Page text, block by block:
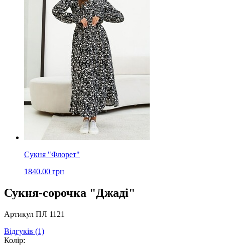
Сукня "Флорет"
1840.00 грн
Сукня-сорочка "Джаді"
Артикул ПЛ 1121
Відгуків (1)
Колір: